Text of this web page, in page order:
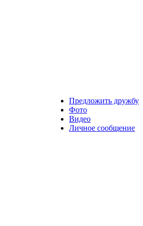
Предложить дружбу
Фото
Видео
Личное сообщение